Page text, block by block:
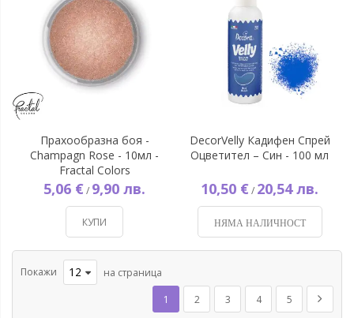
Прахообразна боя -
Champagn Rose - 10мл -
Fractal Colors
5,06 € / 9,90 лв.
КУПИ
DecorVelly Кадифен Спрей
Оцветител – Син - 100 мл
10,50 € / 20,54 лв.
НЯМА НАЛИЧНОСТ
Покажи
на страница
Страница
В момента четете страница
1 Страница
2 Страница
3 Страница
4 Страница
5 Напред